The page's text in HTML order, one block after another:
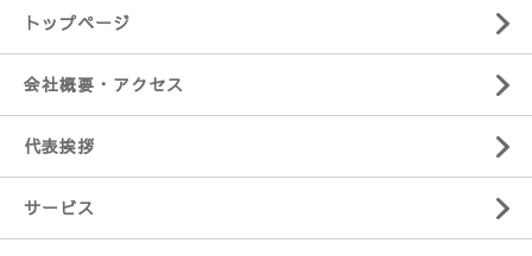
トップページ
会社概要・アクセス
代表挨拶
サービス